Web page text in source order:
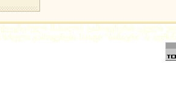
მასალის გამოყენების ყველა
სრული გამოყენება საიტი "ბაზიერი"-ს